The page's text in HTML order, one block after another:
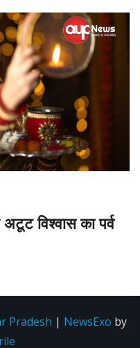
विश्वास का पर्व
Pradesh | NewsExo by